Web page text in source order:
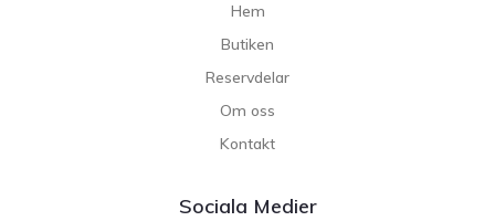
Hem
Butiken
Reservdelar
Om oss
Kontakt
Sociala Medier